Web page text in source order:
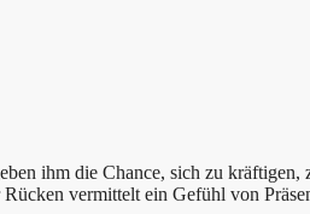
ihm die Chance, sich zu
vermittelt ein Gefühl von